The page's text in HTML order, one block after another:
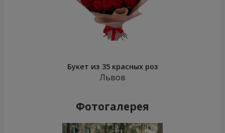
Букет из 35 красных роз
Львов
Фотогалерея